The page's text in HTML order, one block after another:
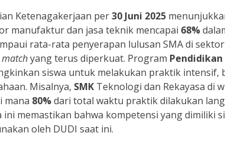
Ketenagakerjaan per30 Juni 2025
manufaktur dan jasa teknik mencapai 68%
rata-rata penyerapan lulusan SMA di
yang terus diperkuat. Program Pendidikan
siswa untuk melakukan praktik intensif,
Misalnya, SMK Teknologi dan Rekayasa di
mana 80%dari total waktu praktik dilakukan
memastikan bahwa kompetensi yang dimiliki
oleh DUDI saat ini.